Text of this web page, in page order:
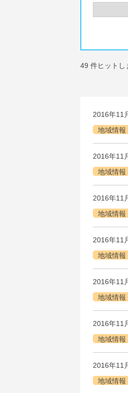
49 件ヒットし
2016年11
地域情報
2016年11
地域情報
2016年11
地域情報
2016年11
地域情報
2016年11
地域情報
2016年11
地域情報
2016年11
地域情報